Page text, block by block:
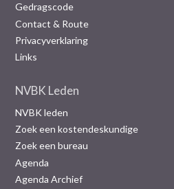
Gedragscode
Contact & Route
Privacyverklaring
Links
NVBK Leden
NVBK leden
Zoek een kostendeskundige
Zoek een bureau
Agenda
Agenda Archief